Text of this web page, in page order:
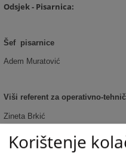
Odsjek - Pisarnica:
Šef pisarnice
Adem Muratović
Viši referent za operativno-
Zineta Brkić
Selmira Bećirović
Korištenje